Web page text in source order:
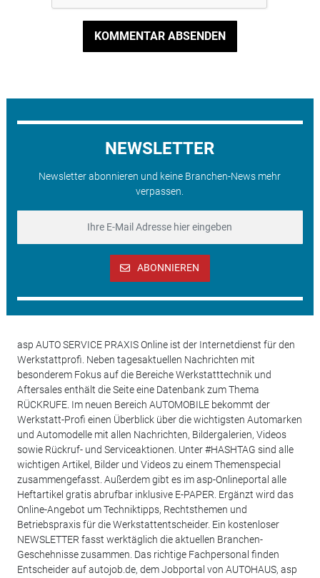
KOMMENTAR ABSENDEN
NEWSLETTER
Newsletter abonnieren und keine Branchen-News mehr
verpassen.
ABONNIEREN
asp AUTO SERVICE PRAXIS Online ist der Internetdienst für den
Werkstattprofi. Neben tagesaktuellen Nachrichten mit
besonderem Fokus auf die Bereiche Werkstatttechnik und
Aftersales enthält die Seite eine Datenbank zum Thema
RÜCKRUFE. Im neuen Bereich AUTOMOBILE bekommt der
Werkstatt-Profi einen Überblick über die wichtigsten Automarken
und Automodelle mit allen Nachrichten, Bildergalerien, Videos
sowie Rückruf- und Serviceaktionen. Unter #HASHTAG sind alle
wichtigen Artikel, Bilder und Videos zu einem Themenspecial
zusammengefasst. Außerdem gibt es im asp-Onlineportal alle
Heftartikel gratis abrufbar inklusive E-PAPER. Ergänzt wird das
Online-Angebot um Techniktipps, Rechtsthemen und
Betriebspraxis für die Werkstattentscheider. Ein kostenloser
NEWSLETTER fasst werktäglich die aktuellen Branchen-
Geschehnisse zusammen. Das richtige Fachpersonal finden
Entscheider auf autojob.de, dem Jobportal von AUTOHAUS, asp